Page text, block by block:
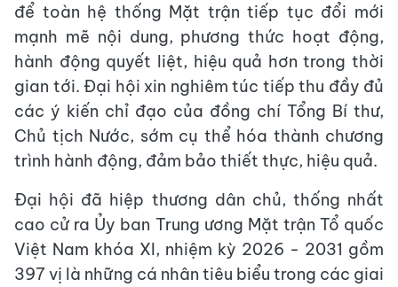
để toàn hệ thống Mặt trận tiếp tục đổi mới
mạnh mẽ nội dung, phương thức hoạt động,
hành động quyết liệt, hiệu quả hơn trong thời
gian tới. Đại hội xin nghiêm túc tiếp thu đầy đủ
các ý kiến chỉ đạo của đồng chí Tổng Bí thư,
Chủ tịch Nước, sớm cụ thể hóa thành chương
trình hành động, đảm bảo thiết thực, hiệu quả.
Đại hội đã hiệp thương dân chủ, thống nhất
cao cử ra Ủy ban Trung ương Mặt trận Tổ quốc
Việt Nam khóa XI, nhiệm kỳ 2026 - 2031 gồm
397 vị là những cá nhân tiêu biểu trong các giai